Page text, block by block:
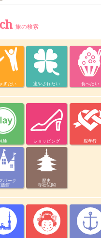
旅の検索
ぎたい 癒やされたい 食べたい
験 ショッピング 親孝行
パーク
族館
歴史
寺社仏閣